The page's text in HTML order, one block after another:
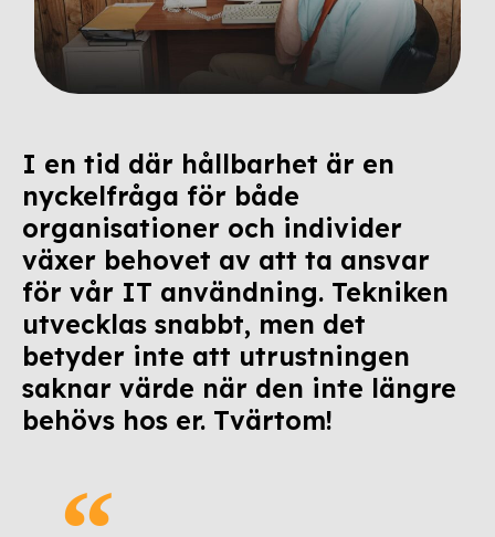
I en tid där hållbarhet är en
nyckelfråga för både
organisationer och individer
växer behovet av att ta ansvar
för vår IT användning. Tekniken
utvecklas snabbt, men det
betyder inte att utrustningen
saknar värde när den inte längre
behövs hos er. Tvärtom!